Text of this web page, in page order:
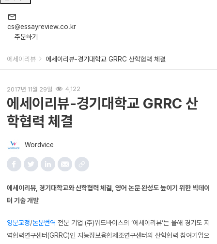
cs@essayreview.co.kr
주문하기
에세이리뷰 에세이리뷰-경기대학교 GRRC 산학협력 체결
2017년 11월 29일 4,122
에세이리뷰-경기대학교 GRRC 산
학협력 체결
Wordvice
에세이리뷰, 경기대학교와 산학협력 체결, 영어 논문 완성도 높이기 위한 빅데이
터 기술 개발
영문교정/논문번역 전문 기업 (주)워드바이스의 ‘에세이리뷰’는 올해 경기도 지
역협력연구센터(GRRC)인 지능정보융합제조연구센터의 산학협력 참여기업으